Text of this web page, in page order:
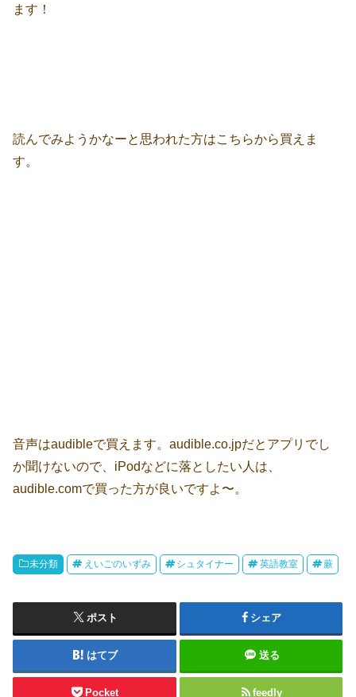
ます！
読んでみようかなーと思われた方はこちらから買えま
す。
音声はaudibleで買えます。audible.co.jpだとアプリでし
か聞けないので、iPodなどに落としたい人は、
audible.comで買った方が良いですよ〜。
未分類 えいごのいずみ シュタイナー 英語教室 蕨
ポスト シェア
はてブ 送る
Pocket feedly